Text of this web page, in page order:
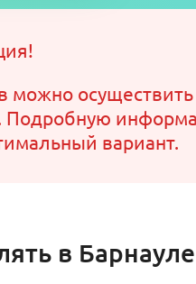
Подробную
вариант.
в